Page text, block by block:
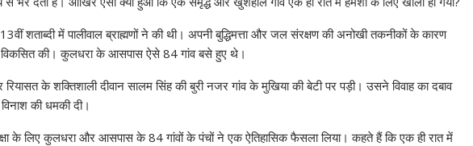
शताब्दी में पालीवाल ब्राह्मणों ने की थी। अपनी बुद्धिमत्ता और जल संरक्षण की अनोखी तकनीकों के कारण
विकसित की। कुलधरा के आसपास ऐसे 84 गांव बसे हुए थे।
के शक्तिशाली दीवान सालम सिंह की बुरी नजर गांव के मुखिया की बेटी पर पड़ी। उसने विवाह का दबाव
की धमकी दी।
के लिए कुलधरा और आसपास के 84 गांवों के पंचों ने एक ऐतिहासिक फैसला लिया। कहते हैं कि एक ही रात में